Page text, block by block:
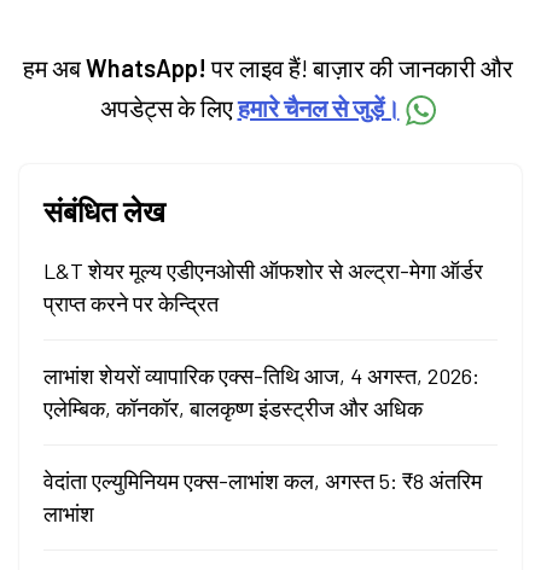
हम अबWhatsApp! पर लाइव हैं! बाज़ार की जानकारी और
अपडेट्स के लिएहमारे चैनल से जुड़ें।
संबंधित लेख
L&T शेयर मूल्य एडीएनओसी ऑफशोर से अल्ट्रा-मेगा ऑर्डर
प्राप्त करने पर केन्द्रित
लाभांश शेयरों व्यापारिक एक्स-तिथि आज, 4 अगस्त, 2026:
एलेम्बिक, कॉनकॉर, बालकृष्ण इंडस्ट्रीज और अधिक
वेदांता एल्युमिनियम एक्स-लाभांश कल, अगस्त 5: ₹8 अंतरिम
लाभांश